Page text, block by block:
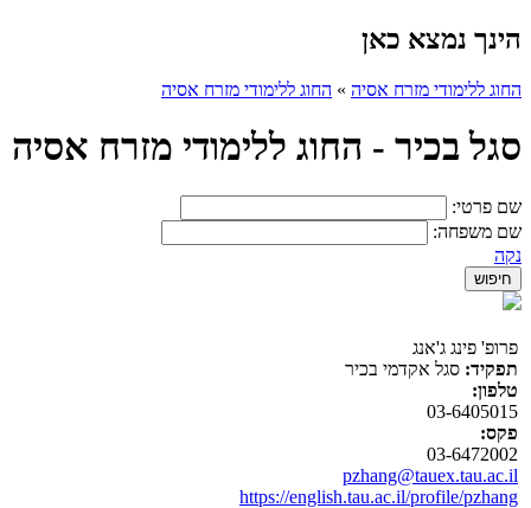
הינך נמצא כאן
החוג ללימודי מזרח אסיה » החוג ללימודי מזרח אסיה
סגל בכיר - החוג ללימודי מזרח אסיה
שם פרטי:
שם משפחה:
נקה
פרופ' פינג ג'אנג
תפקיד: סגל אקדמי בכיר
טלפון:
03-6405015
פקס:
03-6472002
pzhang@tauex.tau.ac.il
https://english.tau.ac.il/profile/pzhang